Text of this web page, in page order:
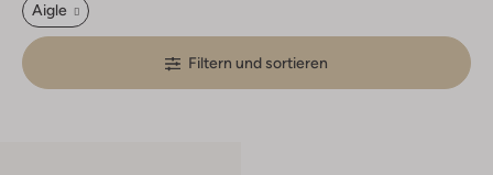
Aigle
Filtern und sortieren